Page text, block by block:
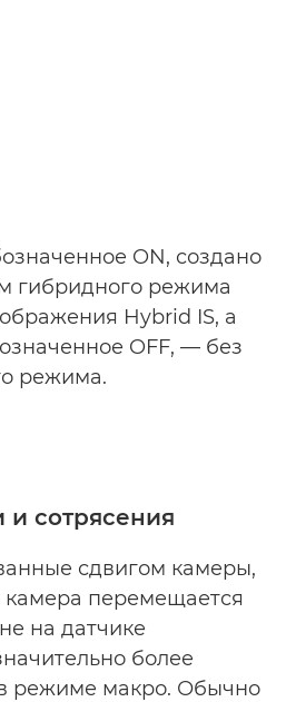
ON, создано
гибридного режима
Hybrid IS, а
OFF, — без
режима.
и сотрясения
сдвигом камеры,
камера перемещается
на датчике
более
режиме макро. Обычно